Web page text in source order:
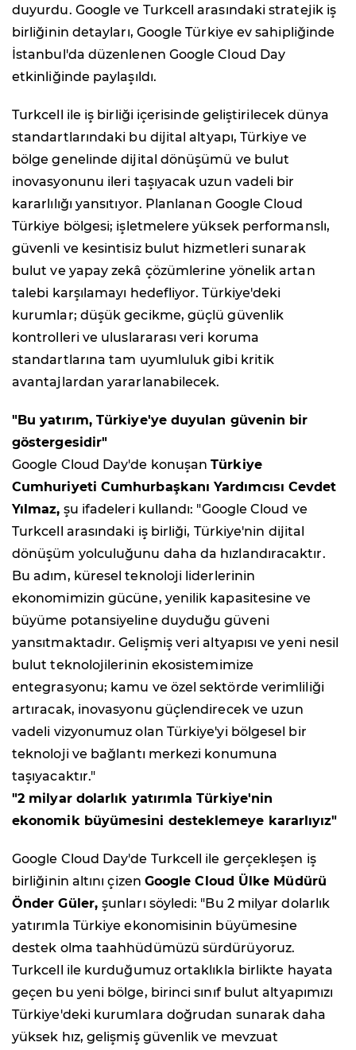
duyurdu. Google ve Turkcell arasındaki stratejik iş
birliğinin detayları, Google Türkiye ev sahipliğinde
İstanbul'da düzenlenen Google Cloud Day
etkinliğinde paylaşıldı.
Turkcell ile iş birliği içerisinde geliştirilecek dünya
standartlarındaki bu dijital altyapı, Türkiye ve
bölge genelinde dijital dönüşümü ve bulut
inovasyonunu ileri taşıyacak uzun vadeli bir
kararlılığı yansıtıyor. Planlanan Google Cloud
Türkiye bölgesi; işletmelere yüksek performanslı,
güvenli ve kesintisiz bulut hizmetleri sunarak
bulut ve yapay zekâ çözümlerine yönelik artan
talebi karşılamayı hedefliyor. Türkiye'deki
kurumlar; düşük gecikme, güçlü güvenlik
kontrolleri ve uluslararası veri koruma
standartlarına tam uyumluluk gibi kritik
avantajlardan yararlanabilecek.
"Bu yatırım, Türkiye'ye duyulan güvenin bir
göstergesidir"
Google Cloud Day'de konuşanTürkiye
Cumhuriyeti Cumhurbaşkanı Yardımcısı Cevdet
Yılmaz, şu ifadeleri kullandı: "Google Cloud ve
Turkcell arasındaki iş birliği, Türkiye'nin dijital
dönüşüm yolculuğunu daha da hızlandıracaktır.
Bu adım, küresel teknoloji liderlerinin
ekonomimizin gücüne, yenilik kapasitesine ve
büyüme potansiyeline duyduğu güveni
yansıtmaktadır. Gelişmiş veri altyapısı ve yeni nesil
bulut teknolojilerinin ekosistemimize
entegrasyonu; kamu ve özel sektörde verimliliği
artıracak, inovasyonu güçlendirecek ve uzun
vadeli vizyonumuz olan Türkiye'yi bölgesel bir
teknoloji ve bağlantı merkezi konumuna
taşıyacaktır."
"2 milyar dolarlık yatırımla Türkiye'nin
ekonomik büyümesini desteklemeye kararlıyız"
Google Cloud Day'de Turkcell ile gerçekleşen iş
birliğinin altını çizen Google Cloud Ülke Müdürü
Önder Güler,şunları söyledi: "Bu 2 milyar dolarlık
yatırımla Türkiye ekonomisinin büyümesine
destek olma taahhüdümüzü sürdürüyoruz.
Turkcell ile kurduğumuz ortaklıkla birlikte hayata
geçen bu yeni bölge, birinci sınıf bulut altyapımızı
Türkiye'deki kurumlara doğrudan sunarak daha
yüksek hız, gelişmiş güvenlik ve mevzuat